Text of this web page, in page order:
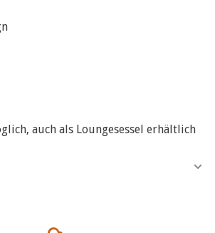
auch als Loungesessel erhältlich